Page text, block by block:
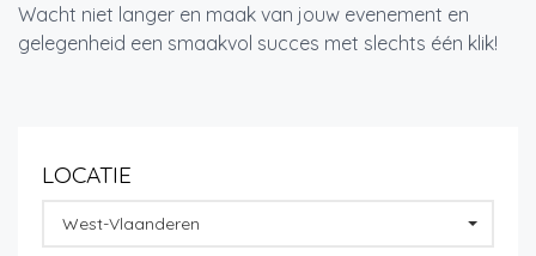
Wacht niet langer en maak van jouw evenement en
gelegenheid een smaakvol succes met slechts één klik!
LOCATIE
West-Vlaanderen